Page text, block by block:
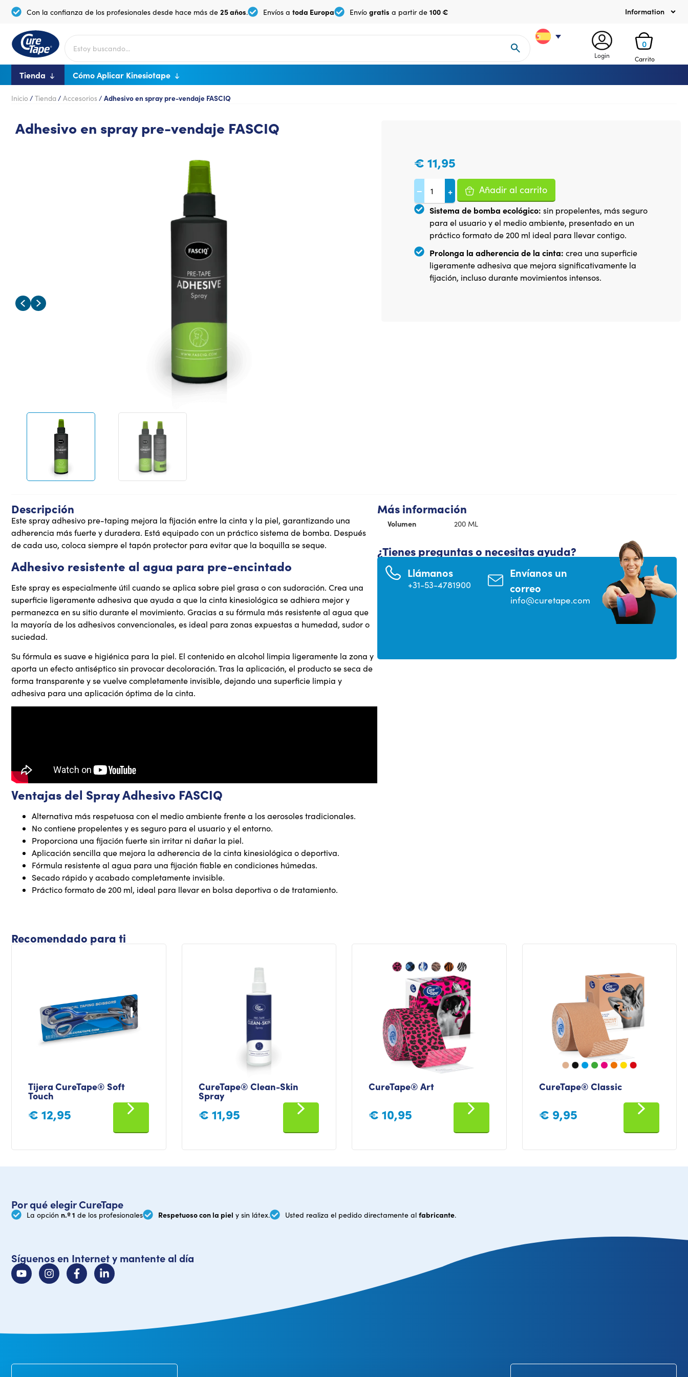
Con la confianza de los profesionales desde hace más de 25 años. Envíos a toda Europa Envío gratis a partir de 100 € Information
Login
0
Carrito
Tienda Cómo Aplicar Kinesiotape
Inicio / Tienda / Accesorios / Adhesivo en spray pre-vendaje FASCIQ
Adhesivo en spray pre-vendaje FASCIQ
€ 11,95
− + Añadir al carrito
Sistema de bomba ecológico: sin propelentes, más seguro
para el usuario y el medio ambiente, presentado en un
práctico formato de 200 ml ideal para llevar contigo.
Prolonga la adherencia de la cinta: crea una superficie
ligeramente adhesiva que mejora significativamente la
fijación, incluso durante movimientos intensos.
Descripción
Este spray adhesivo pre-taping mejora la fijación entre la cinta y la piel, garantizando una
adherencia más fuerte y duradera. Está equipado con un práctico sistema de bomba. Después
de cada uso, coloca siempre el tapón protector para evitar que la boquilla se seque.
Adhesivo resistente al agua para pre-encintado
Este spray es especialmente útil cuando se aplica sobre piel grasa o con sudoración. Crea una
superficie ligeramente adhesiva que ayuda a que la cinta kinesiológica se adhiera mejor y
permanezca en su sitio durante el movimiento. Gracias a su fórmula más resistente al agua que
la mayoría de los adhesivos convencionales, es ideal para zonas expuestas a humedad, sudor o
suciedad.
Su fórmula es suave e higiénica para la piel. El contenido en alcohol limpia ligeramente la zona y
aporta un efecto antiséptico sin provocar decoloración. Tras la aplicación, el producto se seca de
forma transparente y se vuelve completamente invisible, dejando una superficie limpia y
adhesiva para una aplicación óptima de la cinta.
Ventajas del Spray Adhesivo FASCIQ
Alternativa más respetuosa con el medio ambiente frente a los aerosoles tradicionales.
No contiene propelentes y es seguro para el usuario y el entorno.
Proporciona una fijación fuerte sin irritar ni dañar la piel.
Aplicación sencilla que mejora la adherencia de la cinta kinesiológica o deportiva.
Fórmula resistente al agua para una fijación fiable en condiciones húmedas.
Secado rápido y acabado completamente invisible.
Práctico formato de 200 ml, ideal para llevar en bolsa deportiva o de tratamiento.
Más información
Volumen 200 ML
¿Tienes preguntas o necesitas ayuda?
Llámanos
+31-53-4781900
Envíanos un
correo
info@curetape.com
Recomendado para ti
Tijera CureTape® Soft
Touch
€ 12,95
CureTape® Clean-Skin
Spray
€ 11,95
CureTape® Art
€ 10,95
CureTape® Classic
€ 9,95
Por qué elegir CureTape
La opción n.º 1 de los profesionales Respetuoso con la piel y sin látex. Usted realiza el pedido directamente al fabricante.
Síguenos en Internet y mantente al día